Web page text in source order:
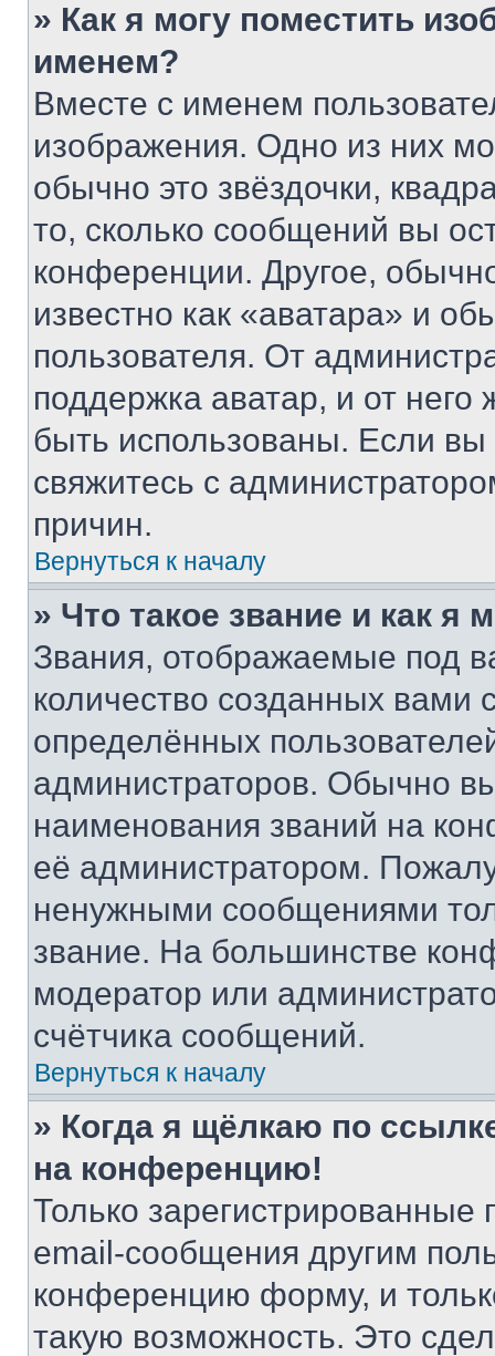
» Как я могу поместить
именем?
Вместе с именем
изображения. Одно из них
обычно это звёздочки,
то, сколько сообщений вы
конференции. Другое,
известно как «аватара» и
пользователя. От
поддержка аватар, и от него
быть использованы. Если
свяжитесь с
причин.
Вернуться к началу
» Что такое звание и как я
Звания, отображаемые под
количество созданных
определённых
администраторов. Обычно
наименования званий на
её администратором.
ненужными сообщениями
звание. На большинстве
модератор или
счётчика сообщений.
Вернуться к началу
» Когда я щёлкаю по
на конференцию!
Только зарегистрированные
email-сообщения другим
конференцию форму, и
такую возможность. Это